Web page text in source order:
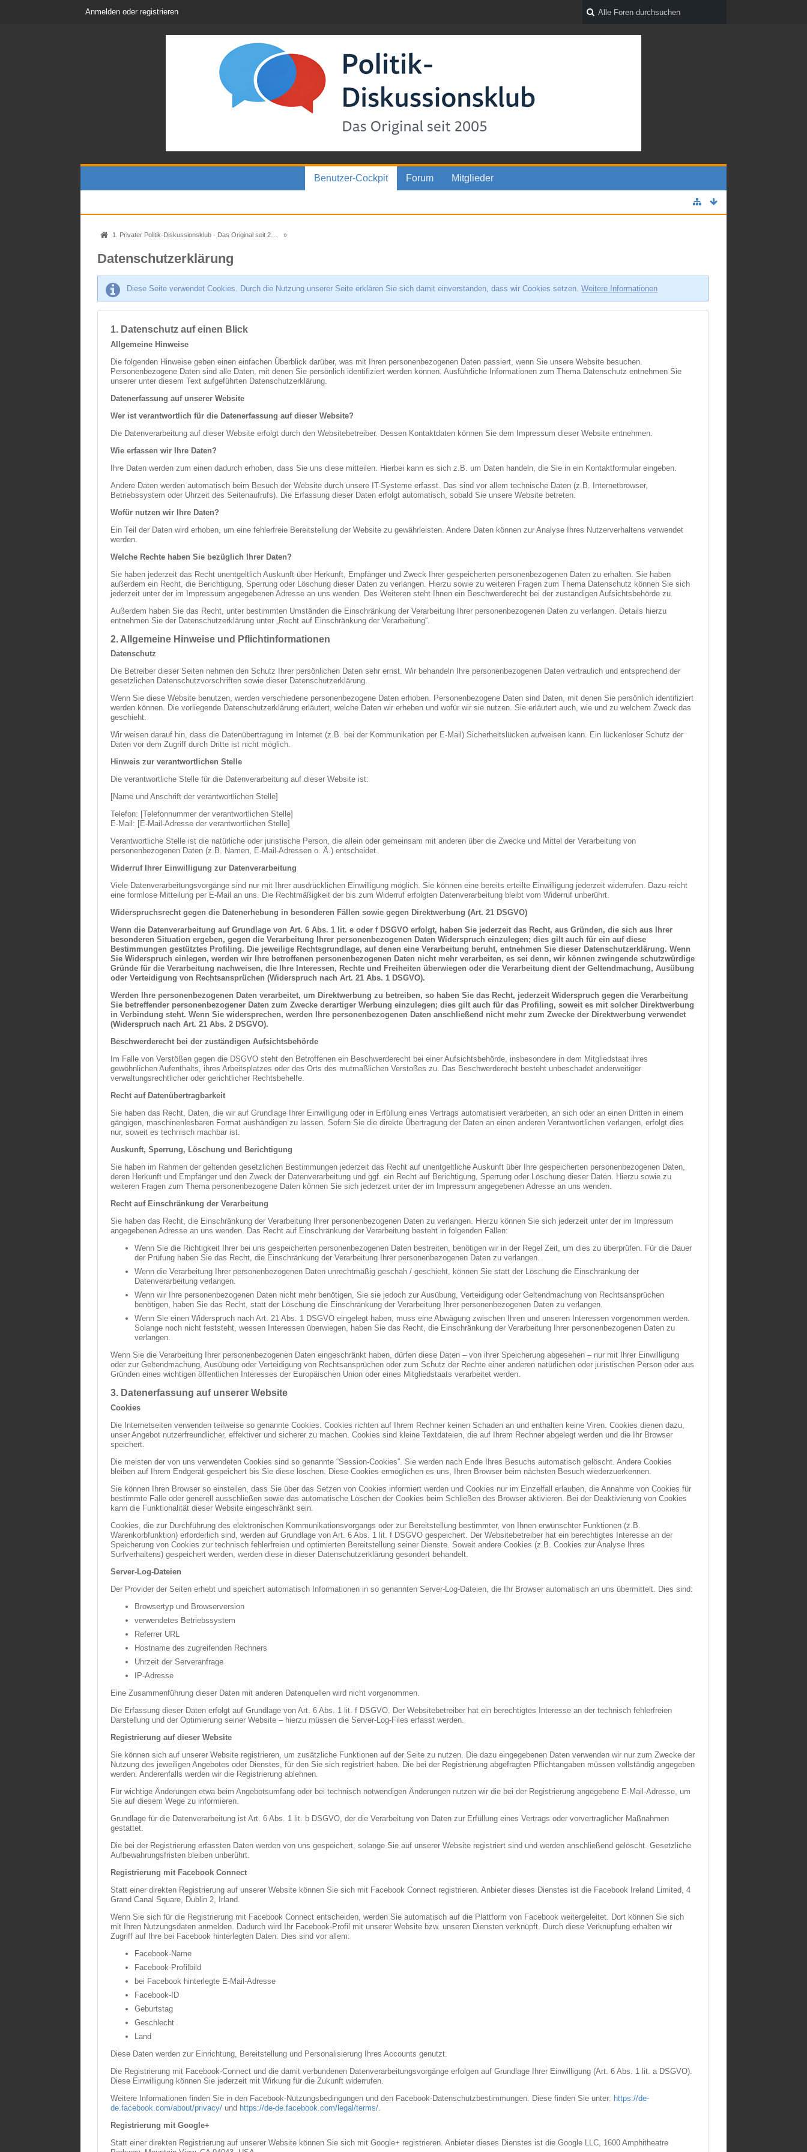
Anmelden oder registrieren
Benutzer-Cockpit Forum Mitglieder
1. Privater Politik-Diskussionsklub - Das Original seit 2005 »
Datenschutzerklärung
Diese Seite verwendet Cookies. Durch die Nutzung unserer Seite erklären Sie sich damit einverstanden, dass wir Cookies setzen.Weitere Informationen
1. Datenschutz auf einen Blick
Allgemeine Hinweise
Die folgenden Hinweise geben einen einfachen Überblick darüber, was mit Ihren personenbezogenen Daten passiert, wenn Sie unsere Website besuchen.
Personenbezogene Daten sind alle Daten, mit denen Sie persönlich identifiziert werden können. Ausführliche Informationen zum Thema Datenschutz entnehmen Sie
unserer unter diesem Text aufgeführten Datenschutzerklärung.
Datenerfassung auf unserer Website
Wer ist verantwortlich für die Datenerfassung auf dieser Website?
Die Datenverarbeitung auf dieser Website erfolgt durch den Websitebetreiber. Dessen Kontaktdaten können Sie dem Impressum dieser Website entnehmen.
Wie erfassen wir Ihre Daten?
Ihre Daten werden zum einen dadurch erhoben, dass Sie uns diese mitteilen. Hierbei kann es sich z.B. um Daten handeln, die Sie in ein Kontaktformular eingeben.
Andere Daten werden automatisch beim Besuch der Website durch unsere IT-Systeme erfasst. Das sind vor allem technische Daten (z.B. Internetbrowser,
Betriebssystem oder Uhrzeit des Seitenaufrufs). Die Erfassung dieser Daten erfolgt automatisch, sobald Sie unsere Website betreten.
Wofür nutzen wir Ihre Daten?
Ein Teil der Daten wird erhoben, um eine fehlerfreie Bereitstellung der Website zu gewährleisten. Andere Daten können zur Analyse Ihres Nutzerverhaltens verwendet
werden.
Welche Rechte haben Sie bezüglich Ihrer Daten?
Sie haben jederzeit das Recht unentgeltlich Auskunft über Herkunft, Empfänger und Zweck Ihrer gespeicherten personenbezogenen Daten zu erhalten. Sie haben
außerdem ein Recht, die Berichtigung, Sperrung oder Löschung dieser Daten zu verlangen. Hierzu sowie zu weiteren Fragen zum Thema Datenschutz können Sie sich
jederzeit unter der im Impressum angegebenen Adresse an uns wenden. Des Weiteren steht Ihnen ein Beschwerderecht bei der zuständigen Aufsichtsbehörde zu.
Außerdem haben Sie das Recht, unter bestimmten Umständen die Einschränkung der Verarbeitung Ihrer personenbezogenen Daten zu verlangen. Details hierzu
entnehmen Sie der Datenschutzerklärung unter „Recht auf Einschränkung der Verarbeitung“.
2. Allgemeine Hinweise und Pflichtinformationen
Datenschutz
Die Betreiber dieser Seiten nehmen den Schutz Ihrer persönlichen Daten sehr ernst. Wir behandeln Ihre personenbezogenen Daten vertraulich und entsprechend der
gesetzlichen Datenschutzvorschriften sowie dieser Datenschutzerklärung.
Wenn Sie diese Website benutzen, werden verschiedene personenbezogene Daten erhoben. Personenbezogene Daten sind Daten, mit denen Sie persönlich identifiziert
werden können. Die vorliegende Datenschutzerklärung erläutert, welche Daten wir erheben und wofür wir sie nutzen. Sie erläutert auch, wie und zu welchem Zweck das
geschieht.
Wir weisen darauf hin, dass die Datenübertragung im Internet (z.B. bei der Kommunikation per E-Mail) Sicherheitslücken aufweisen kann. Ein lückenloser Schutz der
Daten vor dem Zugriff durch Dritte ist nicht möglich.
Hinweis zur verantwortlichen Stelle
Die verantwortliche Stelle für die Datenverarbeitung auf dieser Website ist:
[Name und Anschrift der verantwortlichen Stelle]
Telefon: [Telefonnummer der verantwortlichen Stelle]
E-Mail: [E-Mail-Adresse der verantwortlichen Stelle]
Verantwortliche Stelle ist die natürliche oder juristische Person, die allein oder gemeinsam mit anderen über die Zwecke und Mittel der Verarbeitung von
personenbezogenen Daten (z.B. Namen, E-Mail-Adressen o. Ä.) entscheidet.
Widerruf Ihrer Einwilligung zur Datenverarbeitung
Viele Datenverarbeitungsvorgänge sind nur mit Ihrer ausdrücklichen Einwilligung möglich. Sie können eine bereits erteilte Einwilligung jederzeit widerrufen. Dazu reicht
eine formlose Mitteilung per E-Mail an uns. Die Rechtmäßigkeit der bis zum Widerruf erfolgten Datenverarbeitung bleibt vom Widerruf unberührt.
Widerspruchsrecht gegen die Datenerhebung in besonderen Fällen sowie gegen Direktwerbung (Art. 21 DSGVO)
Wenn die Datenverarbeitung auf Grundlage von Art. 6 Abs. 1 lit. e oder f DSGVO erfolgt, haben Sie jederzeit das Recht, aus Gründen, die sich aus Ihrer
besonderen Situation ergeben, gegen die Verarbeitung Ihrer personenbezogenen Daten Widerspruch einzulegen; dies gilt auch für ein auf diese
Bestimmungen gestütztes Profiling. Die jeweilige Rechtsgrundlage, auf denen eine Verarbeitung beruht, entnehmen Sie dieser Datenschutzerklärung. Wenn
Sie Widerspruch einlegen, werden wir Ihre betroffenen personenbezogenen Daten nicht mehr verarbeiten, es sei denn, wir können zwingende schutzwürdige
Gründe für die Verarbeitung nachweisen, die Ihre Interessen, Rechte und Freiheiten überwiegen oder die Verarbeitung dient der Geltendmachung, Ausübung
oder Verteidigung von Rechtsansprüchen (Widerspruch nach Art. 21 Abs. 1 DSGVO).
Werden Ihre personenbezogenen Daten verarbeitet, um Direktwerbung zu betreiben, so haben Sie das Recht, jederzeit Widerspruch gegen die Verarbeitung
Sie betreffender personenbezogener Daten zum Zwecke derartiger Werbung einzulegen; dies gilt auch für das Profiling, soweit es mit solcher Direktwerbung
in Verbindung steht. Wenn Sie widersprechen, werden Ihre personenbezogenen Daten anschließend nicht mehr zum Zwecke der Direktwerbung verwendet
(Widerspruch nach Art. 21 Abs. 2 DSGVO).
Beschwerderecht bei der zuständigen Aufsichtsbehörde
Im Falle von Verstößen gegen die DSGVO steht den Betroffenen ein Beschwerderecht bei einer Aufsichtsbehörde, insbesondere in dem Mitgliedstaat ihres
gewöhnlichen Aufenthalts, ihres Arbeitsplatzes oder des Orts des mutmaßlichen Verstoßes zu. Das Beschwerderecht besteht unbeschadet anderweitiger
verwaltungsrechtlicher oder gerichtlicher Rechtsbehelfe.
Recht auf Datenübertragbarkeit
Sie haben das Recht, Daten, die wir auf Grundlage Ihrer Einwilligung oder in Erfüllung eines Vertrags automatisiert verarbeiten, an sich oder an einen Dritten in einem
gängigen, maschinenlesbaren Format aushändigen zu lassen. Sofern Sie die direkte Übertragung der Daten an einen anderen Verantwortlichen verlangen, erfolgt dies
nur, soweit es technisch machbar ist.
Auskunft, Sperrung, Löschung und Berichtigung
Sie haben im Rahmen der geltenden gesetzlichen Bestimmungen jederzeit das Recht auf unentgeltliche Auskunft über Ihre gespeicherten personenbezogenen Daten,
deren Herkunft und Empfänger und den Zweck der Datenverarbeitung und ggf. ein Recht auf Berichtigung, Sperrung oder Löschung dieser Daten. Hierzu sowie zu
weiteren Fragen zum Thema personenbezogene Daten können Sie sich jederzeit unter der im Impressum angegebenen Adresse an uns wenden.
Recht auf Einschränkung der Verarbeitung
Sie haben das Recht, die Einschränkung der Verarbeitung Ihrer personenbezogenen Daten zu verlangen. Hierzu können Sie sich jederzeit unter der im Impressum
angegebenen Adresse an uns wenden. Das Recht auf Einschränkung der Verarbeitung besteht in folgenden Fällen:
Wenn Sie die Richtigkeit Ihrer bei uns gespeicherten personenbezogenen Daten bestreiten, benötigen wir in der Regel Zeit, um dies zu überprüfen. Für die Dauer
der Prüfung haben Sie das Recht, die Einschränkung der Verarbeitung Ihrer personenbezogenen Daten zu verlangen.
Wenn die Verarbeitung Ihrer personenbezogenen Daten unrechtmäßig geschah / geschieht, können Sie statt der Löschung die Einschränkung der
Datenverarbeitung verlangen.
Wenn wir Ihre personenbezogenen Daten nicht mehr benötigen, Sie sie jedoch zur Ausübung, Verteidigung oder Geltendmachung von Rechtsansprüchen
benötigen, haben Sie das Recht, statt der Löschung die Einschränkung der Verarbeitung Ihrer personenbezogenen Daten zu verlangen.
Wenn Sie einen Widerspruch nach Art. 21 Abs. 1 DSGVO eingelegt haben, muss eine Abwägung zwischen Ihren und unseren Interessen vorgenommen werden.
Solange noch nicht feststeht, wessen Interessen überwiegen, haben Sie das Recht, die Einschränkung der Verarbeitung Ihrer personenbezogenen Daten zu
verlangen.
Wenn Sie die Verarbeitung Ihrer personenbezogenen Daten eingeschränkt haben, dürfen diese Daten – von ihrer Speicherung abgesehen – nur mit Ihrer Einwilligung
oder zur Geltendmachung, Ausübung oder Verteidigung von Rechtsansprüchen oder zum Schutz der Rechte einer anderen natürlichen oder juristischen Person oder aus
Gründen eines wichtigen öffentlichen Interesses der Europäischen Union oder eines Mitgliedstaats verarbeitet werden.
3. Datenerfassung auf unserer Website
Cookies
Die Internetseiten verwenden teilweise so genannte Cookies. Cookies richten auf Ihrem Rechner keinen Schaden an und enthalten keine Viren. Cookies dienen dazu,
unser Angebot nutzerfreundlicher, effektiver und sicherer zu machen. Cookies sind kleine Textdateien, die auf Ihrem Rechner abgelegt werden und die Ihr Browser
speichert.
Die meisten der von uns verwendeten Cookies sind so genannte “Session-Cookies”. Sie werden nach Ende Ihres Besuchs automatisch gelöscht. Andere Cookies
bleiben auf Ihrem Endgerät gespeichert bis Sie diese löschen. Diese Cookies ermöglichen es uns, Ihren Browser beim nächsten Besuch wiederzuerkennen.
Sie können Ihren Browser so einstellen, dass Sie über das Setzen von Cookies informiert werden und Cookies nur im Einzelfall erlauben, die Annahme von Cookies für
bestimmte Fälle oder generell ausschließen sowie das automatische Löschen der Cookies beim Schließen des Browser aktivieren. Bei der Deaktivierung von Cookies
kann die Funktionalität dieser Website eingeschränkt sein.
Cookies, die zur Durchführung des elektronischen Kommunikationsvorgangs oder zur Bereitstellung bestimmter, von Ihnen erwünschter Funktionen (z.B.
Warenkorbfunktion) erforderlich sind, werden auf Grundlage von Art. 6 Abs. 1 lit. f DSGVO gespeichert. Der Websitebetreiber hat ein berechtigtes Interesse an der
Speicherung von Cookies zur technisch fehlerfreien und optimierten Bereitstellung seiner Dienste. Soweit andere Cookies (z.B. Cookies zur Analyse Ihres
Surfverhaltens) gespeichert werden, werden diese in dieser Datenschutzerklärung gesondert behandelt.
Server-Log-Dateien
Der Provider der Seiten erhebt und speichert automatisch Informationen in so genannten Server-Log-Dateien, die Ihr Browser automatisch an uns übermittelt. Dies sind:
Browsertyp und Browserversion
verwendetes Betriebssystem
Referrer URL
Hostname des zugreifenden Rechners
Uhrzeit der Serveranfrage
IP-Adresse
Eine Zusammenführung dieser Daten mit anderen Datenquellen wird nicht vorgenommen.
Die Erfassung dieser Daten erfolgt auf Grundlage von Art. 6 Abs. 1 lit. f DSGVO. Der Websitebetreiber hat ein berechtigtes Interesse an der technisch fehlerfreien
Darstellung und der Optimierung seiner Website – hierzu müssen die Server-Log-Files erfasst werden.
Registrierung auf dieser Website
Sie können sich auf unserer Website registrieren, um zusätzliche Funktionen auf der Seite zu nutzen. Die dazu eingegebenen Daten verwenden wir nur zum Zwecke der
Nutzung des jeweiligen Angebotes oder Dienstes, für den Sie sich registriert haben. Die bei der Registrierung abgefragten Pflichtangaben müssen vollständig angegeben
werden. Anderenfalls werden wir die Registrierung ablehnen.
Für wichtige Änderungen etwa beim Angebotsumfang oder bei technisch notwendigen Änderungen nutzen wir die bei der Registrierung angegebene E-Mail-Adresse, um
Sie auf diesem Wege zu informieren.
Grundlage für die Datenverarbeitung ist Art. 6 Abs. 1 lit. b DSGVO, der die Verarbeitung von Daten zur Erfüllung eines Vertrags oder vorvertraglicher Maßnahmen
gestattet.
Die bei der Registrierung erfassten Daten werden von uns gespeichert, solange Sie auf unserer Website registriert sind und werden anschließend gelöscht. Gesetzliche
Aufbewahrungsfristen bleiben unberührt.
Registrierung mit Facebook Connect
Statt einer direkten Registrierung auf unserer Website können Sie sich mit Facebook Connect registrieren. Anbieter dieses Dienstes ist die Facebook Ireland Limited, 4
Grand Canal Square, Dublin 2, Irland.
Wenn Sie sich für die Registrierung mit Facebook Connect entscheiden, werden Sie automatisch auf die Plattform von Facebook weitergeleitet. Dort können Sie sich
mit Ihren Nutzungsdaten anmelden. Dadurch wird Ihr Facebook-Profil mit unserer Website bzw. unseren Diensten verknüpft. Durch diese Verknüpfung erhalten wir
Zugriff auf Ihre bei Facebook hinterlegten Daten. Dies sind vor allem:
Facebook-Name
Facebook-Profilbild
bei Facebook hinterlegte E-Mail-Adresse
Facebook-ID
Geburtstag
Geschlecht
Land
Diese Daten werden zur Einrichtung, Bereitstellung und Personalisierung Ihres Accounts genutzt.
Die Registrierung mit Facebook-Connect und die damit verbundenen Datenverarbeitungsvorgänge erfolgen auf Grundlage Ihrer Einwilligung (Art. 6 Abs. 1 lit. a DSGVO).
Diese Einwilligung können Sie jederzeit mit Wirkung für die Zukunft widerrufen.
Weitere Informationen finden Sie in den Facebook-Nutzungsbedingungen und den Facebook-Datenschutzbestimmungen. Diese finden Sie unter: https://de-
de.facebook.com/about/privacy/ und https://de-de.facebook.com/legal/terms/.
Registrierung mit Google+
Statt einer direkten Registrierung auf unserer Website können Sie sich mit Google+ registrieren. Anbieter dieses Dienstes ist die Google LLC, 1600 Amphitheatre